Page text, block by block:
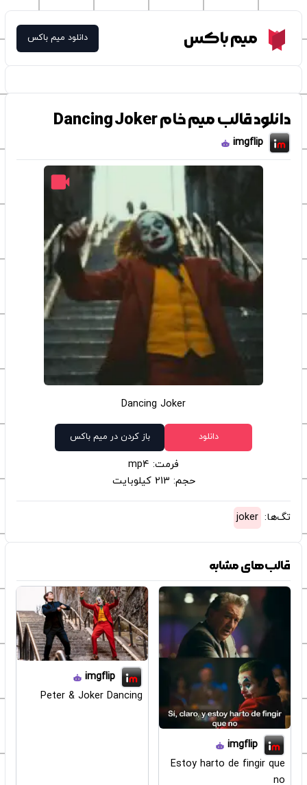
Meme Boxمیم باکس دانلود میم باکس
دانلود قالب میم خام Dancing Joker
imgflip
Dancing Joker
دانلود باز کردن در میم باکس
فرمت: mp4
حجم: 213 کیلوبایت
تگ‌ها: joker
قالب‌های مشابه
imgflip
Estoy harto de fingir que
no
imgflip
Peter & Joker Dancing